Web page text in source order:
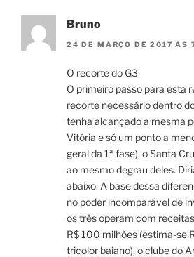
Bruno
24 DE MARÇO DE 2017 ÀS
O recorte do G3
O primeiro passo para esta
recorte necessário dentro
tenha alcançado a mesma
Vitória e só um ponto a
geral da 1ª fase), o Santa
ao mesmo degrau deles.
abaixo. A base dessa
no poder incomparável de
os três operam com
R$ 100 milhões (estima-se
tricolor baiano), o clube do